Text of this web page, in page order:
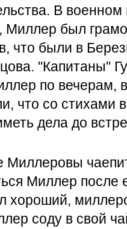
В
Миллер был
что были в
"Капитаны"
по вечерам,
что со стихами
дела до
Миллер после
хороший,
соду в свой